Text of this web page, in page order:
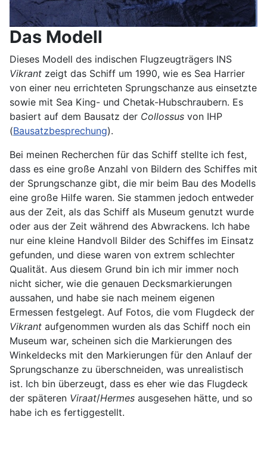
Das Modell
Dieses Modell des indischen Flugzeugträgers INS
Vikrant zeigt das Schiff um 1990, wie es Sea Harrier
von einer neu errichteten Sprungschanze aus einsetzte
sowie mit Sea King- und Chetak-Hubschraubern. Es
basiert auf dem Bausatz der Collossus von IHP
(Bausatzbesprechung).
Bei meinen Recherchen für das Schiff stellte ich fest,
dass es eine große Anzahl von Bildern des Schiffes mit
der Sprungschanze gibt, die mir beim Bau des Modells
eine große Hilfe waren. Sie stammen jedoch entweder
aus der Zeit, als das Schiff als Museum genutzt wurde
oder aus der Zeit während des Abwrackens. Ich habe
nur eine kleine Handvoll Bilder des Schiffes im Einsatz
gefunden, und diese waren von extrem schlechter
Qualität. Aus diesem Grund bin ich mir immer noch
nicht sicher, wie die genauen Decksmarkierungen
aussahen, und habe sie nach meinem eigenen
Ermessen festgelegt. Auf Fotos, die vom Flugdeck der
Vikrant aufgenommen wurden als das Schiff noch ein
Museum war, scheinen sich die Markierungen des
Winkeldecks mit den Markierungen für den Anlauf der
Sprungschanze zu überschneiden, was unrealistisch
ist. Ich bin überzeugt, dass es eher wie das Flugdeck
der späteren Viraat/Hermes ausgesehen hätte, und so
habe ich es fertiggestellt.